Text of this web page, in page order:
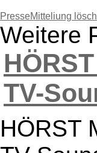
PresseMitteliung
Weitere
TV-
HÖRST